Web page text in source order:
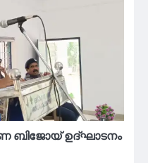
ബിജോയ് ഉദ്ഘാടനം